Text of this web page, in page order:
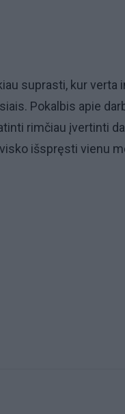
suprasti, kur verta
Pokalbis apie
rimčiau įvertinti
išspręsti vienu